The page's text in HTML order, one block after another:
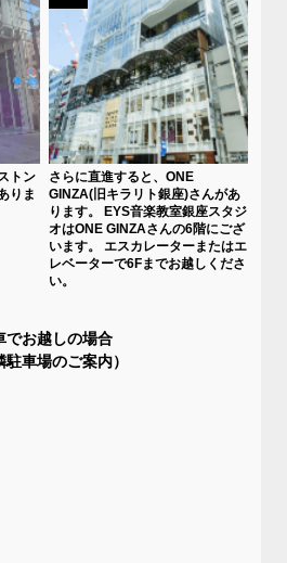
トン
りま
さらに直進すると、ONE
GINZA(旧キラリト銀座)さんがあ
ります。 EYS音楽教室銀座スタジ
オはONE GINZAさんの6階にござ
います。 エスカレーターまたはエ
レベーターで6Fまでお越しくださ
い。
でお越しの場合
駐車場のご案内）